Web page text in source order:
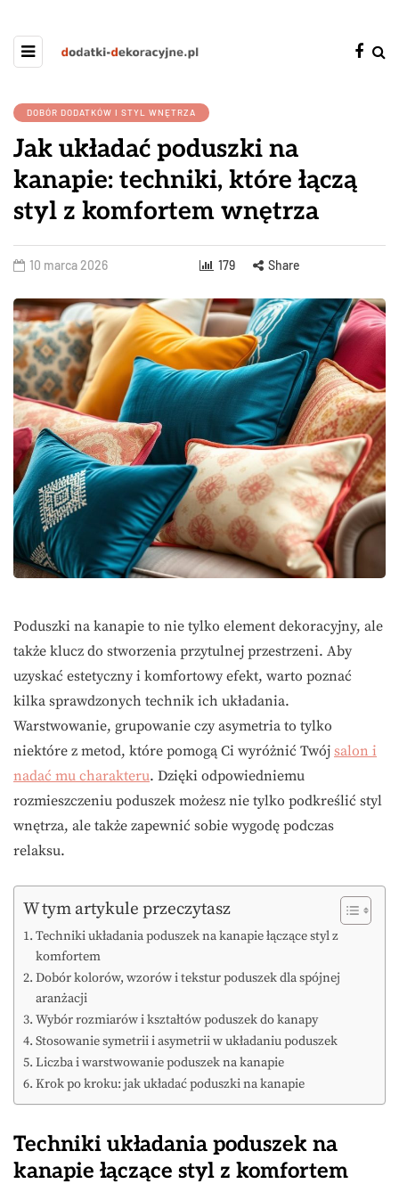
DOBÓR DODATKÓW I STYL WNĘTRZA
Jak układać poduszki na
kanapie: techniki, które łączą
styl z komfortem wnętrza
10 marca 2026 179 Share
Poduszki na kanapie to nie tylko element dekoracyjny, ale
także klucz do stworzenia przytulnej przestrzeni. Aby
uzyskać estetyczny i komfortowy efekt, warto poznać
kilka sprawdzonych technik ich układania.
Warstwowanie, grupowanie czy asymetria to tylko
niektóre z metod, które pomogą Ci wyróżnić Twój salon i
nadać mu charakteru. Dzięki odpowiedniemu
rozmieszczeniu poduszek możesz nie tylko podkreślić styl
wnętrza, ale także zapewnić sobie wygodę podczas
relaksu.
W tym artykule przeczytasz
Techniki układania poduszek na kanapie łączące styl z
komfortem
Dobór kolorów, wzorów i tekstur poduszek dla spójnej
aranżacji
Wybór rozmiarów i kształtów poduszek do kanapy
Stosowanie symetrii i asymetrii w układaniu poduszek
Liczba i warstwowanie poduszek na kanapie
Krok po kroku: jak układać poduszki na kanapie
Techniki układania poduszek na
kanapie łączące styl z komfortem